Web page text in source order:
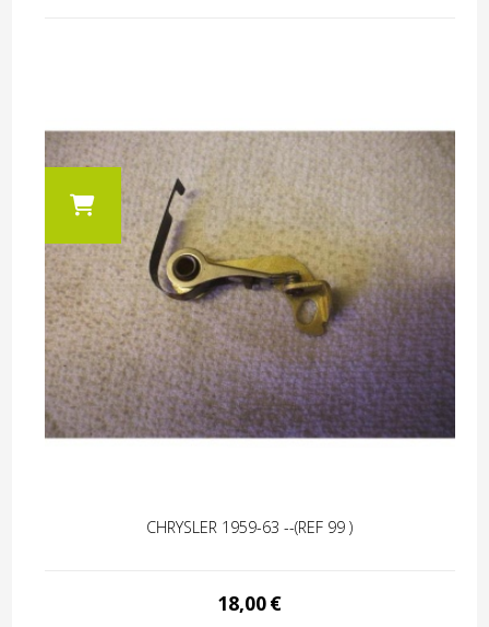
CHRYSLER 1959-63 --(REF 99 )
18,00€